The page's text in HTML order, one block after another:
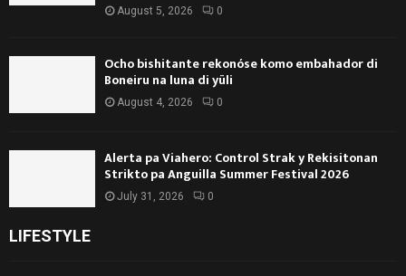
August 5, 2026 0
Ocho bishitante rekonóse komo embahador di
Boneiru na luna di yüli
August 4, 2026 0
Alerta pa Viahero: Control Strak y Rekisitonan
Strikto pa Anguilla Summer Festival 2026
July 31, 2026 0
LIFESTYLE